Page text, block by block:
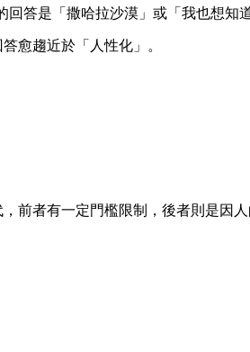
答是「撒哈拉沙漠」或「我也想知
愈趨近於「人性化」。
前者有一定門檻限制，後者則是因